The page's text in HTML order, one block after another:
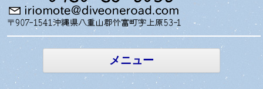
メニュー
コンテン